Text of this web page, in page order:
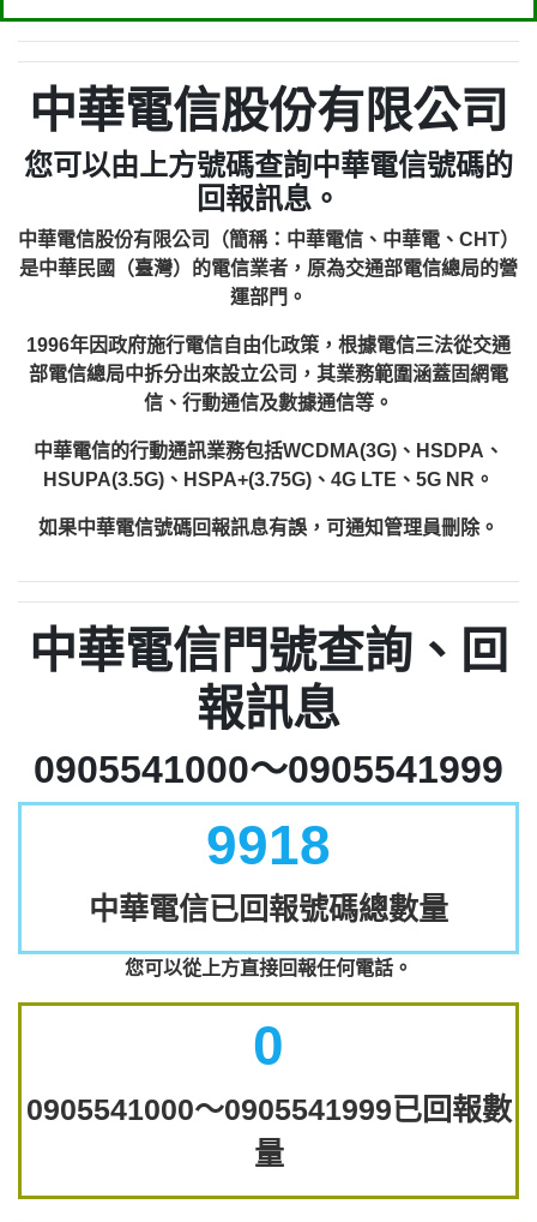
中華電信股份有限公司
您可以由上方號碼查詢中華電信號碼的
回報訊息。
中華電信股份有限公司（簡稱：中華電信、中華電、CHT）
是中華民國（臺灣）的電信業者，原為交通部電信總局的營
運部門。
1996年因政府施行電信自由化政策，根據電信三法從交通
部電信總局中拆分出來設立公司，其業務範圍涵蓋固網電
信、行動通信及數據通信等。
中華電信的行動通訊業務包括WCDMA(3G)、HSDPA、
HSUPA(3.5G)、HSPA+(3.75G)、4G LTE、5G NR。
如果中華電信號碼回報訊息有誤，可通知管理員刪除。
中華電信門號查詢、回
報訊息
0905541000～0905541999
9918
中華電信已回報號碼總數量
您可以從上方直接回報任何電話。
0
0905541000～0905541999已回報數
量